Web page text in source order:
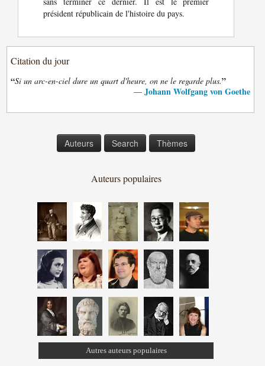
président républicain de l'histoire du pays.
Citation du jour
“Si un arc-en-ciel dure un quart d'heure, on ne le regarde plus.”
— Johann Wolfgang von Goethe
Auteurs Search Thèmes
Auteurs populaires
Autres auteurs populaires